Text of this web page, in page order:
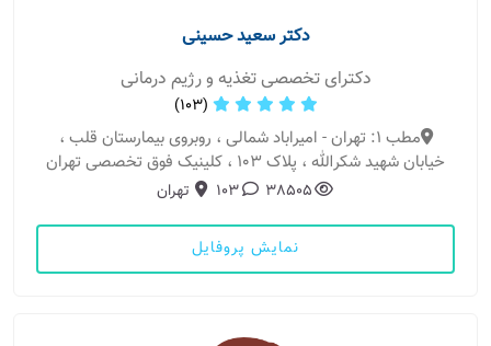
دکتر سعید حسینی
دکترای تخصصی تغذیه و رژیم درمانی
(103)
مطب 1: تهران - امیراباد شمالی ، روبروی بیمارستان قلب ،
خیابان شهید شکرالله ، پلاک 103 ، کلینیک فوق تخصصی تهران
38505
103 تهران
نمایش پروفایل